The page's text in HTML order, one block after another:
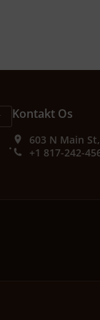
.
Kontakt Os
603 N Main
+1 817-242-